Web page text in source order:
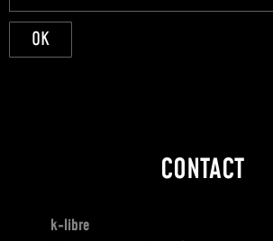
OK
CONTACT
k-libre